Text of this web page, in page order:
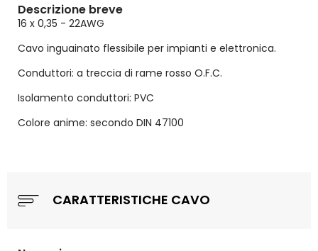
Descrizione breve
16 x 0,35 - 22AWG
Cavo inguainato flessibile per impianti e elettronica.
Conduttori: a treccia di rame rosso O.F.C.
Isolamento conduttori: PVC
Colore anime: secondo DIN 47100
CARATTERISTICHE CAVO